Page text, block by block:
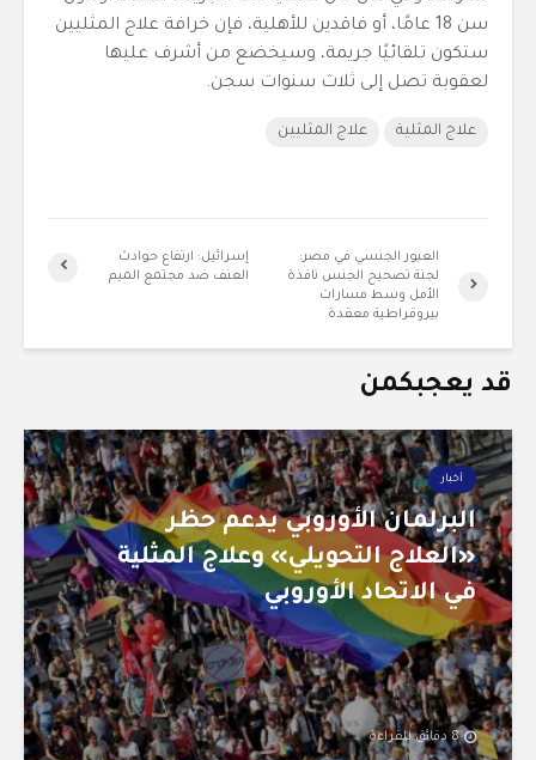
سن 18 عامًا، أو فاقدين للأهلية، فإن خرافة علاج المثليين
ستكون تلقائيًا جريمة، وسيخضع من أشرف عليها
لعقوبة تصل إلى ثلاث سنوات سجن.
علاج المثلية علاج المثليين
إسرائيل: ارتفاع حوادث
العنف ضد مجتمع الميم
العبور الجنسي في مصر:
لجنة تصحيح الجنس نافذة
الأمل وسط مسارات
بيروقراطية معقدة
قد يعجبكمن
أخبار
البرلمان الأوروبي يدعم حظر
«العلاج التحويلي» وعلاج المثلية
في الاتحاد الأوروبي
8 دقائق للقراءة